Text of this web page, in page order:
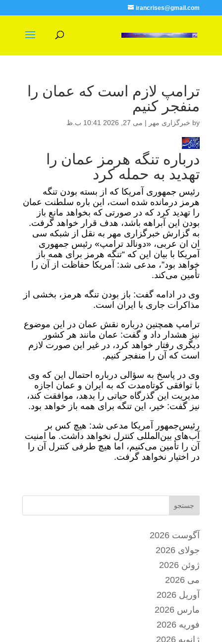
irancrises@gmail.com
ترامپ لازم است که عمان را
منفجر کنیم
by خبرگزاری مهر | می 27, 2026 10:41 ب.ظ
درباره تنگه هرمز عمان را
تهدید به حمله کرد
رئیس جمهوری آمریکا که از بسته بودن تنگه
هرمز درمانده شده است، این باره سلطنت عمان
را تهدید کرد که در صورتی که بخواهد مانع باز
بودن این آبراهه باشد، هدف قرار خواهد گرفت.
به گزارش خبرگزاری مهر به نقل از شبکه سی
ان ان عربی، «دونالد ترامپ» رئیس جمهوری
آمریکا با بیان این که “تنگه هرمز برای همه باز
خواهد بود”، مدعی شد: آمریکا حفاظت از آن را
تأمین می‌کند.
وی در ادامه گفت: باز بودن تنگه هرمز، بخشی از
مذاکرات جاری با ایران است.
ترامپ همچنین درباره نقش عمان در این موضوع
نیز هشدار داد و گفت: عمان مانند هر کشور
دیگری رفتار خواهد کرد، در غیر این صورت لازم
است که آن را منفجر کنیم.
وی در پاسخ به سؤالی درباره احتمال این که وی
با توافقی کوتاه‌مدت که به ایران و عمان اجازه
مدیریت این گذرگاه حیاتی را بدهد، موافقت کند،
نیز گفت: خیر، این تنگه برای همه باز خواهد بود.
رئیس‌جمهور آمریکا مدعی شد: هیچ کس بر
آب‌های بین‌المللی کنترل نخواهد داشت. ما امنیت
آن را تأمین می‌کنیم، اما هیچ طرفی کنترل آن را
در اختیار نخواهد گرفت.
جستجو
آگوست 2026
جولای 2026
ژوئن 2026
می 2026
آوریل 2026
مارس 2026
فوریه 2026
ژانویه 2026